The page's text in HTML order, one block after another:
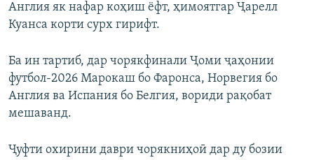
Англия як нафар коҳиш ёфт, ҳимоятгар Ҷарелл
Куанса корти сурх гирифт.
Ба ин тартиб, дар чорякфинали Ҷоми ҷаҳонии
футбол-2026 Марокаш бо Фаронса, Норвегия бо
Англия ва Испания бо Белгия, вориди рақобат
мешаванд.
Ҷуфти охирини даври чорякниҳоӣ дар ду бозии